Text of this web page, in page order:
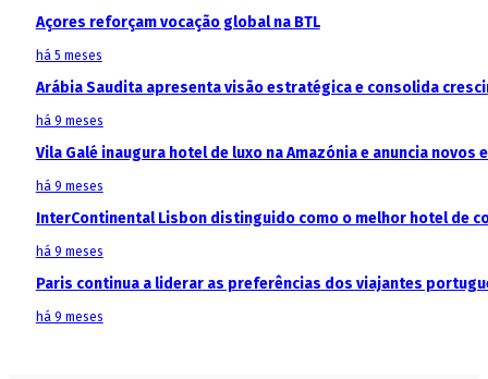
Açores reforçam vocação global na BTL
há 5 meses
Arábia Saudita apresenta visão estratégica e consolida
há 9 meses
Vila Galé inaugura hotel de luxo na Amazónia e anuncia
há 9 meses
InterContinental Lisbon distinguido como o melhor hotel de
há 9 meses
Paris continua a liderar as preferências dos viajantes
há 9 meses